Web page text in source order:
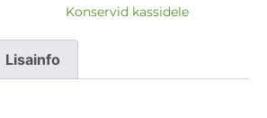
Konservid kassidele
Lisainfo